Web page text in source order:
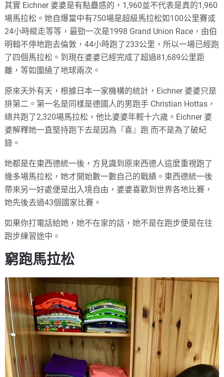
其實 Eichner 婆婆是有點蠱惑的，1,960並不代表是真的1,960
場馬拉松。她自爆當中有750場是超級馬拉松如100公里賽或
24小時縱走等等，最勁一次是1998 Grand Union Race，由伯
明翰不停地跑去倫敦，44小時跑了233公里，所以一場已經跑
了四個馬拉松。到現在婆婆已經完成了超過81,689公里距
離，等如圍繞了地球兩次。
原來天外有天，根據日本一家機構的統計，Eichner 婆婆只是
排第二。第一名是同樣是德國人的男跑手 Christian Hottas，
總共跑了2,320場馬拉松，他比婆婆年輕十六歲。Eichner 婆
婆解釋她一直堅持跑下去是因為『喜』跑 而不是為了破紀
錄。
她都是在東西德統一後，方見識到原來西德人這麼重視跑了
幾多場馬拉松，她才開始數一數自己的戰績。東西德統一後
帶來另一好處便是出入境自由，婆婆喜歡到世界各地比賽，
她先後去過43個國家比賽。
如果你打電話給她，她不在家的話，她不是在跑步便是在往
跑步練習途中。
窮跑馬拉松